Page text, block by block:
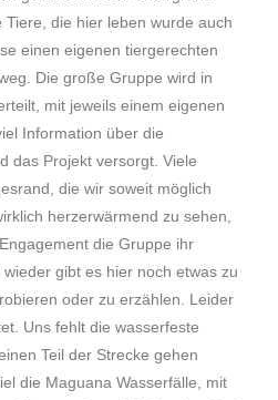
die hier leben wurde auch
einen eigenen tiergerechten
Die große Gruppe wird in
mit jeweils einem eigenen
Information über die
das Projekt versorgt. Viele
die wir soweit möglich
herzerwärmend zu sehen,
die Gruppe ihr
gibt es hier noch etwas zu
oder zu erzählen. Leider
Uns fehlt die wasserfeste
Teil der Strecke gehen
die Maguana Wasserfälle, mit